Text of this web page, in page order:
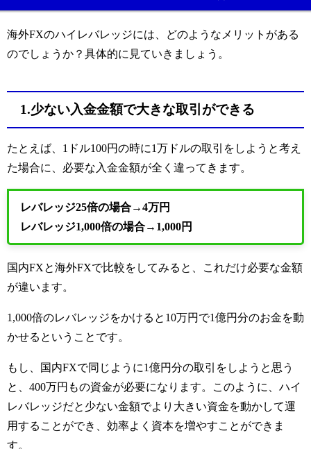
海外FXのハイレバレッジには、どのようなメリットがある
のでしょうか？具体的に見ていきましょう。
1.少ない入金金額で大きな取引ができる
たとえば、 1 ドル100円の時に1万ドルの取引をしようと考え
た場合に、必要な入金金額が全く違ってきます。
レバレッジ25倍の場合→4万円
レバレッジ1,000倍の場合→1,000円
国内FXと海外FXで比較をしてみると、これだけ必要な金額
が違います。
1,000倍のレバレッジをかけると 10万円で1億円分のお金を動
かせるということです。
もし、国内FXで同じように1億円分の取引をしようと思う
と、 400万円もの資金が必要になります。このように、ハイ
レバレッジだと少ない金額でより大きい資金を動かして運
用することができ、効率よく資本を増やすことができま
す。